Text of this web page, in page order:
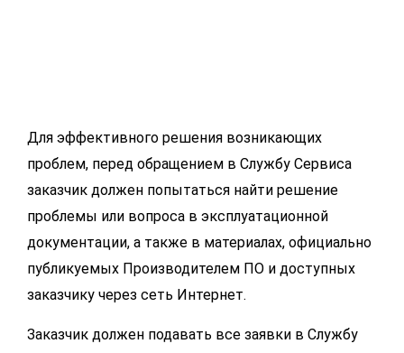
Для эффективного решения возникающих
проблем, перед обращением в Службу Сервиса
заказчик должен попытаться найти решение
проблемы или вопроса в эксплуатационной
документации, а также в материалах, официально
публикуемых Производителем ПО и доступных
заказчику через сеть Интернет.
Заказчик должен подавать все заявки в Службу